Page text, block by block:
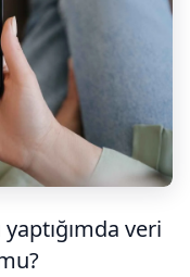
veri